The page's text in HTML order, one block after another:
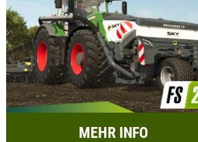
MEHR INFO